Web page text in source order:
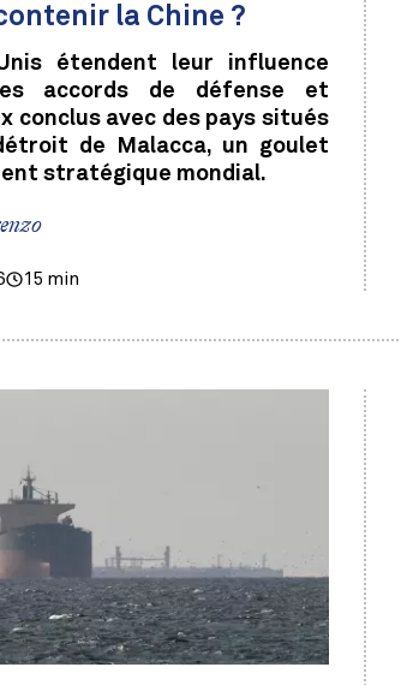
la Chine ?
étendent leur influence
accords de défense et
conclus avec des pays situés
de Malacca, un goulet
stratégique mondial.
15 min